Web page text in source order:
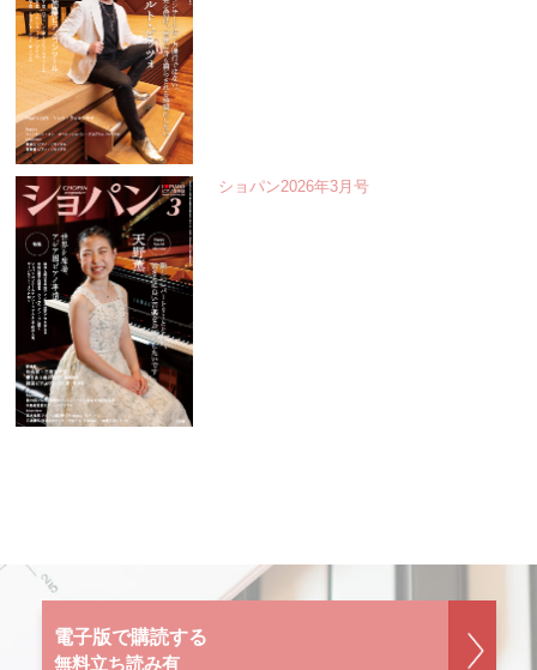
ショパン2026年3月号
電子版で購読する
無料立ち読み有